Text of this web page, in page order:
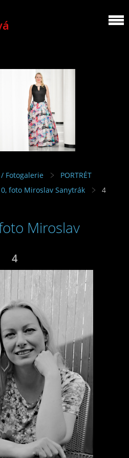
Fotogalerie
PORTRÉT
foto Miroslav Sanytrák 4
Miroslav
4